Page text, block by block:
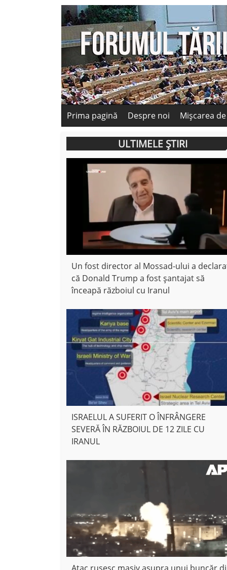
Prima pagină Despre noi Mișcarea
ULTIMELE ȘTIRI
Un fost director al Mossad-ului a
că Donald Trump a fost șantajat să
înceapă războiul cu Iranul
ISRAELUL A SUFERIT O ÎNFRÂNGERE
SEVERĂ ÎN RĂZBOIUL DE 12 ZILE CU
IRANUL